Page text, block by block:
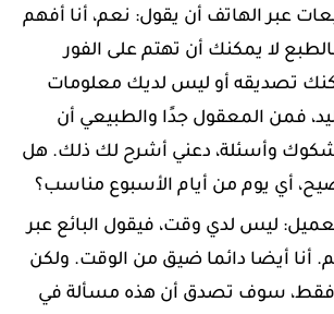
عبر الهاتف أن يقول: نعم، أنا أفهم
لا يمكنك أن تهتم على الفور
تصديقه أو ليس لديك معلومات
فمن المعقول جدًا والطبيعي أن
وأسئلة، دعني أشرح لك ذلك. هل
أي يوم من أيام الأسبوع مناسب؟
ليس لدي وقت، فيقول البائع عبر
أنا أيضا دائما ضيق من الوقت. ولكن
فقط، سوف تصدق أن هذه مسألة في